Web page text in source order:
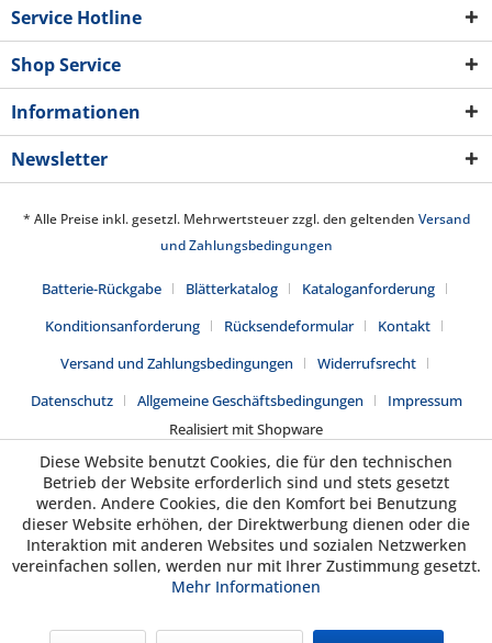
Service Hotline
Shop Service
Informationen
Newsletter
* Alle Preise inkl. gesetzl. Mehrwertsteuer zzgl. den geltenden Versand
und Zahlungsbedingungen
Batterie-Rückgabe Blätterkatalog
Kataloganforderung
Konditionsanforderung
Rücksendeformular
Kontakt
Versand und Zahlungsbedingungen
Widerrufsrecht
Datenschutz
Allgemeine Geschäftsbedingungen
Impressum
Realisiert mit Shopware
Diese Website benutzt Cookies, die für den technischen
Betrieb der Website erforderlich sind und stets gesetzt
werden. Andere Cookies, die den Komfort bei Benutzung
dieser Website erhöhen, der Direktwerbung dienen oder die
Interaktion mit anderen Websites und sozialen Netzwerken
vereinfachen sollen, werden nur mit Ihrer Zustimmung gesetzt.
Mehr Informationen